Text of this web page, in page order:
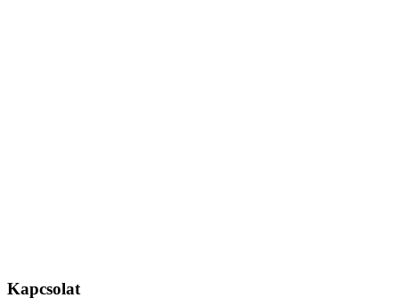
Kapcsolat